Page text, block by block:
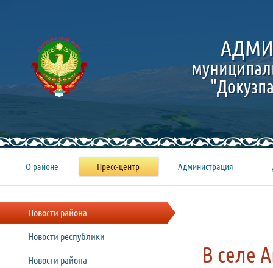
В селе
Новости района
Новости республики
Новости района
О районе Пресс-центр Администрация